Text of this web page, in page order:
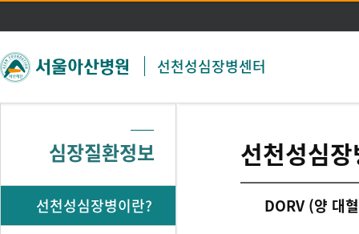
주메뉴 바로가기
본문 바로가기
선천성심장병센터
심장질환정보
선천성심장병이란?
선천성심
DORV (양 대